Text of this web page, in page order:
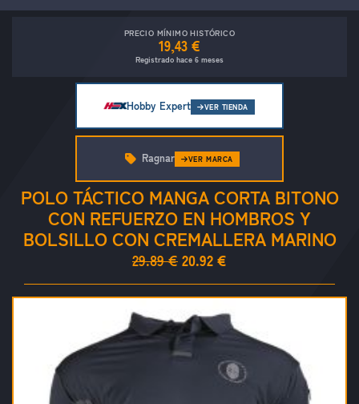
PRECIO MÍNIMO HISTÓRICO
19,43 €
Registrado hace 6 meses
Hobby Expert VER TIENDA
POLO TÁCTICO MANGA CORTA BITONO
CON REFUERZO EN HOMBROS Y
BOLSILLO CON CREMALLERA MARINO
29.89 € 20.92 €
Ragnar VER MARCA